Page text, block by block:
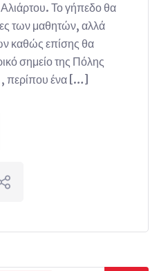
Το γήπεδο θα
των μαθητών, αλλά
καθώς επίσης θα
σημείο της Πόλης
περίπου ένα […]